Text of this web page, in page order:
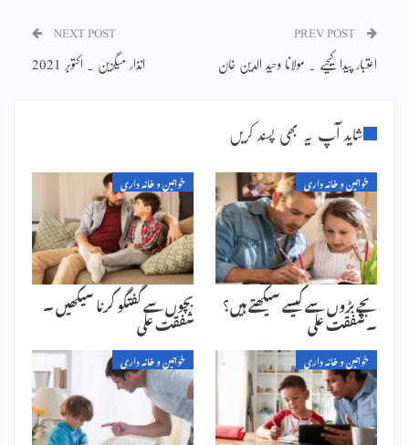
اعتبار پیدا کیجیے ۔ مولانا وحید الدین خان
NEXT POST
انذار میگزین ۔ اکتوبر 2021
شاید آپ یہ بھی پسند کریں
خواتین و خانہ داری
بچے بڑوں سے کیسے سیکھتے ہیں؟
۔ شفقت علی
خواتین و خانہ داری
بچوں سے گفتگو کرنا سیکھیں ۔
شفقت علی
خواتین و خانہ داری خواتین و خانہ داری